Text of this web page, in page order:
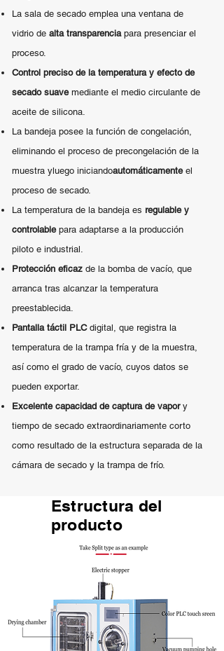
La sala de secado emplea una ventana de
vidrio de alta transparenciapara presenciar el
proceso.
Control preciso de la temperatura y efecto de
secado suave mediante el medio circulante de
aceite de silicona.
La bandeja posee la función de congelación,
eliminando el proceso de precongelación de la
muestra yluego iniciandoautomáticamenteel
proceso de secado.
La temperatura de la bandeja es regulable y
controlablepara adaptarse a la producción
piloto e industrial.
Protección eficaz de la bomba de vacío, que
arranca tras alcanzar la temperatura
preestablecida.
Pantalla táctil PLCdigital, que registra la
temperatura de la trampa fría y de la muestra,
así como el grado de vacío, cuyos datos se
pueden exportar.
Excelente capacidad de captura de vapory
tiempo de secado extraordinariamente corto
como resultado de la estructura separada de la
cámara de secado y la trampa de frío.
Estructura del
producto